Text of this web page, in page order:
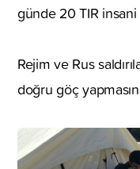
günde 20 TIR
Rejim ve Rus
doğru göç